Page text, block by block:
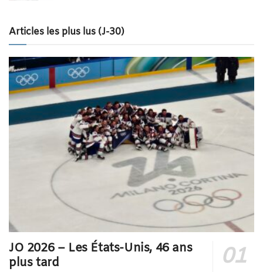
Articles les plus lus (J-30)
JO 2026 – Les États-Unis, 46 ans
plus tard